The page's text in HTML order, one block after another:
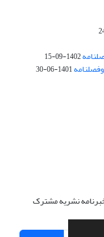
1402-09-15
1401-06-30
نشریه مشترک